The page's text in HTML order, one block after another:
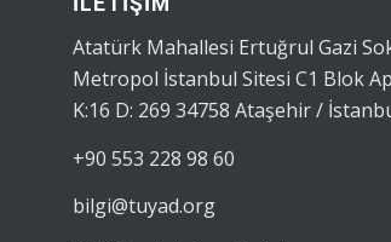
Atatürk Mahallesi Ertuğrul Gazi
Metropol İstanbul Sitesi C1 Blok
K:16 D: 269 34758 Ataşehir /
+90 553 228 98 60
bilgi@tuyad.org